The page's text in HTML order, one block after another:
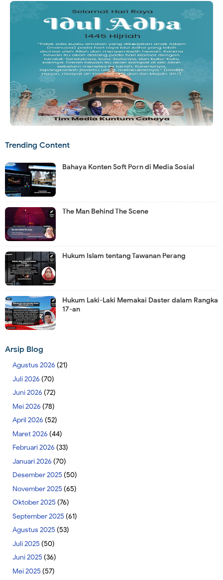
Trending Content
Bahaya Konten Soft Porn di Media Sosial
The Man Behind The Scene
Hukum Islam tentang Tawanan Perang
Hukum Laki-Laki Memakai Daster dalam Rangka
17-an
Arsip Blog
Agustus 2026 (21)
Juli 2026 (70)
Juni 2026 (72)
Mei 2026 (78)
April 2026 (52)
Maret 2026 (44)
Februari 2026 (33)
Januari 2026 (70)
Desember 2025 (50)
November 2025 (65)
Oktober 2025 (76)
September 2025 (61)
Agustus 2025 (53)
Juli 2025 (50)
Juni 2025 (36)
Mei 2025 (57)